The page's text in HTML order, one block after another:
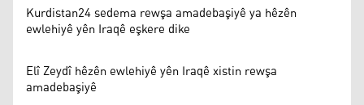
Kurdistan24 sedema rewşa amadebaşiyê ya hêzên
ewlehiyê yên Iraqê eşkere dike
Elî Zeydî hêzên ewlehiyê yên Iraqê xistin rewşa
amadebaşiyê